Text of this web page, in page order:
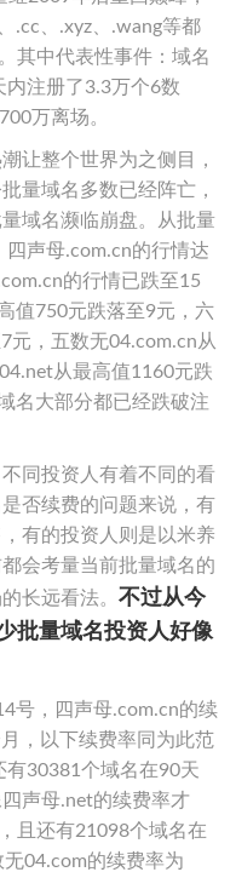
.cc、.xyz、.wang等都
其中代表性事件：域名
注册了3.3万个6数
万离场。
让整个世界为之侧目，
量域名多数已经阵亡，
域名濒临崩盘。从批量
声母.com.cn的行情达
的行情已跌至15
值750元跌落至9元，六
元，五数无04.com.cn从
从最高值1160元跌
名大部分都已经跌破注
同投资人有着不同的看
否续费的问题来说，有
有的投资人则是以米养
会考量当前批量域名的
长远看法。 不过从今
批量域名投资人好像
号，四声母.com.cn的续
，以下续费率同为此范
有30381个域名在90天
声母.net的续费率才
且还有21098个域名在
04.com的续费率为